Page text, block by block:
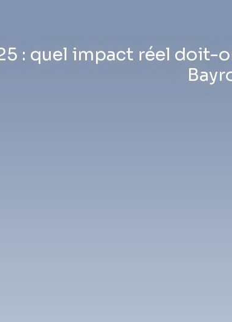
: quel impact réel doit-